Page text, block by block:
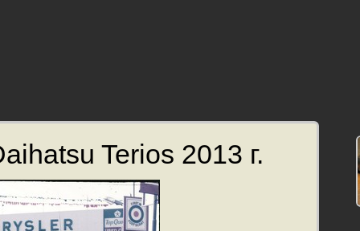
Terios 2013 г.